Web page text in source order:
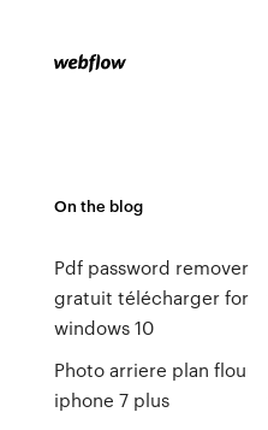
On the blog
Pdf password remover
gratuit télécharger for
windows 10
Photo arriere plan flou
iphone 7 plus